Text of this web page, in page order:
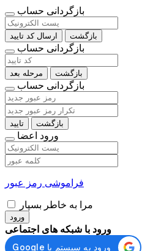
بازگردانی حساب
ارسال کد تایید بازگشت
بازگردانی حساب
مرحله بعد بازگشت
بازگردانی حساب
تایید بازگشت
ورود اعضا
فراموشی رمز عبور
مرا به خاطر بسپار
ورود
ورود با شبکه های اجتماعی